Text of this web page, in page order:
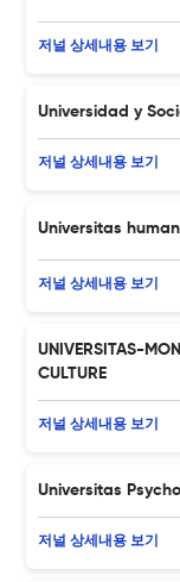
저널 상세내용 보기
Universidad y
저널 상세내용 보기
Universitas
저널 상세내용 보기
UNIVERSITAS-
CULTURE
저널 상세내용 보기
Universitas
저널 상세내용 보기